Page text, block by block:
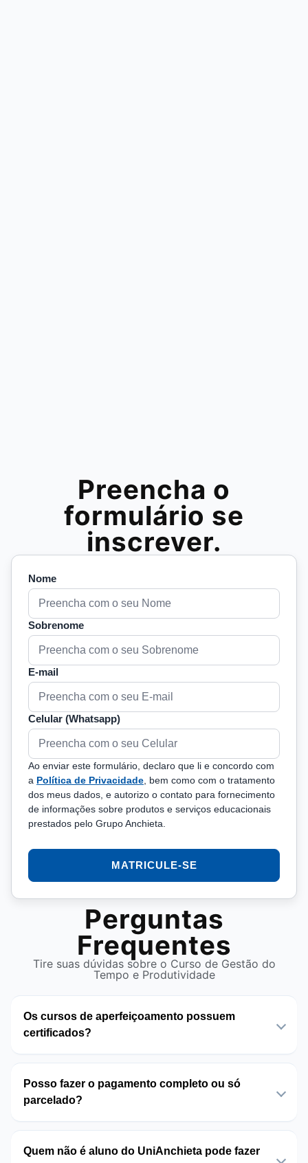
Preencha o
formulário se
inscrever.
Nome
Sobrenome
E-mail
Celular (Whatsapp)
Ao enviar este formulário, declaro que li e concordo com
a Política de Privacidade , bem como com o tratamento
dos meus dados, e autorizo o contato para fornecimento
de informações sobre produtos e serviços educacionais
prestados pelo Grupo Anchieta.
MATRICULE-SE
Perguntas
Frequentes
Tire suas dúvidas sobre o Curso de Gestão do
Tempo e Produtividade
Os cursos de aperfeiçoamento possuem
certificados?
Posso fazer o pagamento completo ou só
parcelado?
Quem não é aluno do UniAnchieta pode fazer